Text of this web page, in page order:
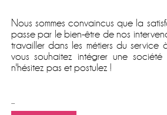
Nous sommes convaincus que la
passe par le bien-être de nos
travailler dans les métiers du
vous souhaitez intégrer une société
n'hésitez pas et postulez !
...